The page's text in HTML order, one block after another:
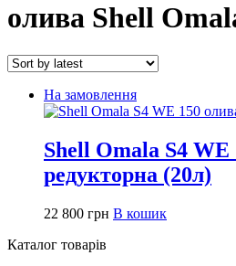
олива Shell
На замовлення
Shell Omala S4 WE
редукторна (20л)
22 800 грн В кошик
Каталог товарів